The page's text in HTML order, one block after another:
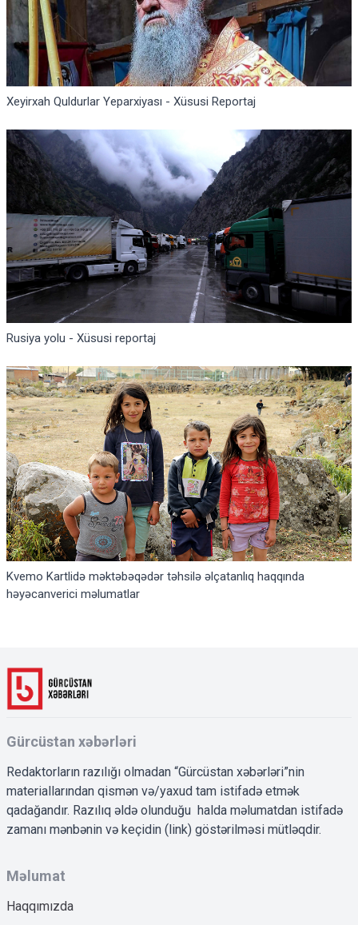
Xeyirxah Quldurlar Yeparxiyası - Xüsusi Reportaj
Rusiya yolu - Xüsusi reportaj
Kvemo Kartlidə məktəbəqədər təhsilə əlçatanlıq haqqında
həyəcanverici məlumatlar
Gürcüstan xəbərləri
Redaktorların razılığı olmadan “Gürcüstan xəbərləri”nin
materiallarından qismən və/yaxud tam istifadə etmək
qadağandır. Razılıq əldə olunduğu halda məlumatdan istifadə
zamanı mənbənin və keçidin (link) göstərilməsi mütləqdir.
Məlumat
Haqqımızda